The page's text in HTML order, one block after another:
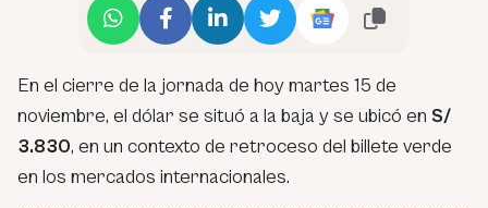
En el cierre de la jornada de hoy martes 15 de
noviembre, el dólar se situó a la baja y se ubicó en S/
3.830, en un contexto de retroceso del billete verde
en los mercados internacionales.